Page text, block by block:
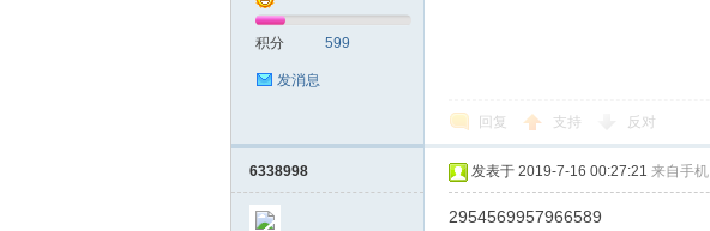
积分 599
发消息
回复 支持 反对
6338998 发表于 2019-7-16 00:27:21 来自手机
2954569957966589